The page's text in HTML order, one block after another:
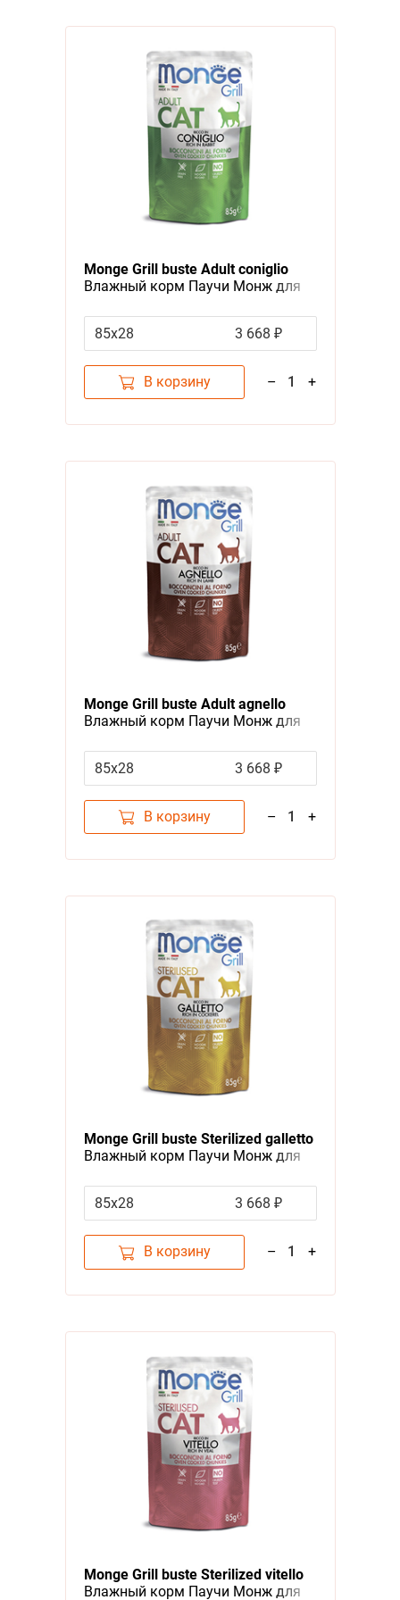
Monge Grill buste Adult coniglio
Влажный корм Паучи Монж для
кролик (цена за упаковку)
85х28 3 668 ₽
В корзину – 1 +
Monge Grill buste Adult agnello
Влажный корм Паучи Монж для
ягненок (цена за упаковку)
85х28 3 668 ₽
В корзину – 1 +
Monge Grill buste Sterilized galletto
Влажный корм Паучи Монж для
Итальянская курица (цена за
упаковку)
85х28 3 668 ₽
В корзину – 1 +
Monge Grill buste Sterilized vitello
Влажный корм Паучи Монж для